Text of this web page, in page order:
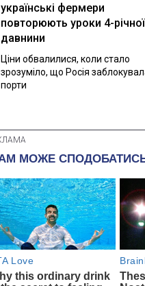
українські фермери
повторюють уроки 4-річної
давнини
Ціни обвалилися, коли стало
зрозуміло, що Росія
порти